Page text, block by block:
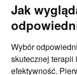
Jak
Wybór
skutecznej terapii
efektywność.